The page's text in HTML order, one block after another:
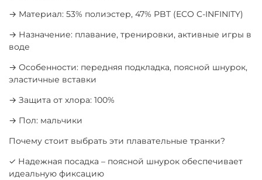
→ Материал: 53% полиэстер, 47% PBT (ECO C-INFINITY)
→ Назначение: плавание, тренировки, активные игры в
воде
→ Особенности: передняя подкладка, поясной шнурок,
эластичные вставки
→ Защита от хлора: 100%
→ Пол: мальчики
Почему стоит выбрать эти плавательные транки?
✓ Надежная посадка – поясной шнурок обеспечивает
идеальную фиксацию